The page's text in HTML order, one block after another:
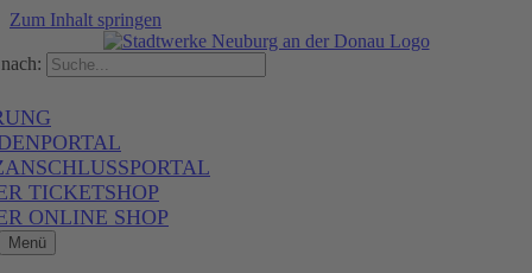
Zum Inhalt springen
TICKETSHOP
ONLINE SHOP
Menü